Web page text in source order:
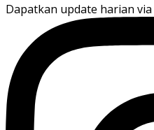
Dapatkan update harian via